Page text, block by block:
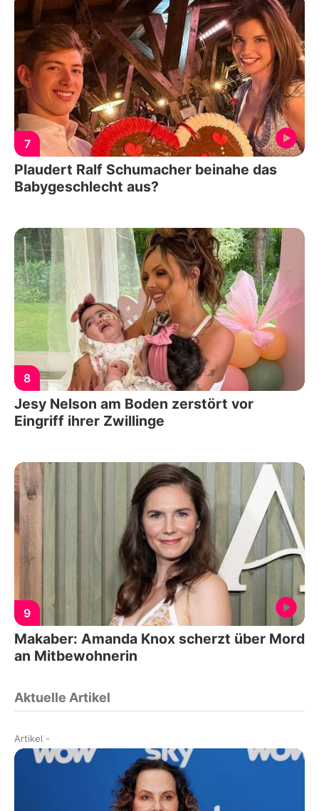
7
Plaudert Ralf Schumacher beinahe das
Babygeschlecht aus?
8
Jesy Nelson am Boden zerstört vor
Eingriff ihrer Zwillinge
9
Makaber: Amanda Knox scherzt über Mord
an Mitbewohnerin
Aktuelle Artikel
Artikel -